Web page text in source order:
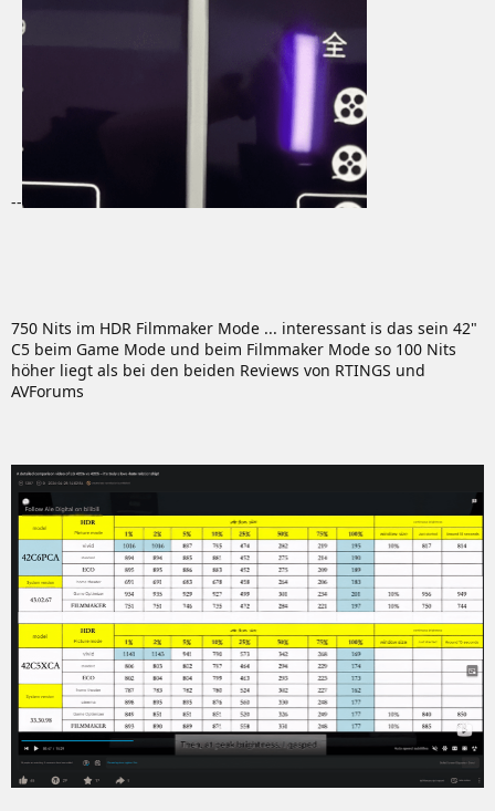
--
750 Nits im HDR Filmmaker Mode ... interessant is das sein 42"
C5 beim Game Mode und beim Filmmaker Mode so 100 Nits
höher liegt als bei den beiden Reviews von RTINGS und
AVForums